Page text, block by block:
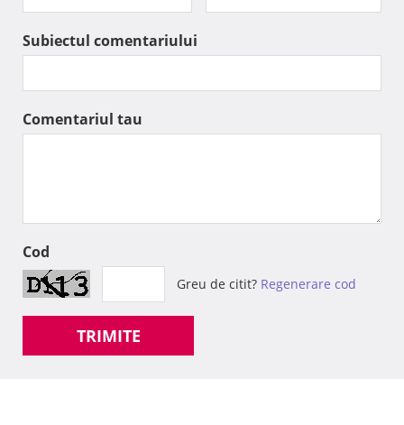
Subiectul comentariului
Comentariul tau
Cod
Greu de citit? Regenerare cod
TRIMITE